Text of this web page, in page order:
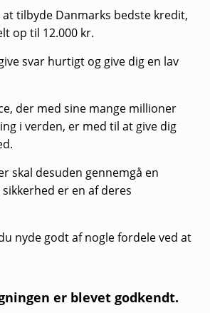
tilbyde Danmarks bedste kredit,
op til 12.000 kr.
svar hurtigt og give dig en lav
der med sine mange millioner
i verden, er med til at give dig
skal desuden gennemgå en
er en af deres
nyde godt af nogle fordele ved at
er blevet godkendt.